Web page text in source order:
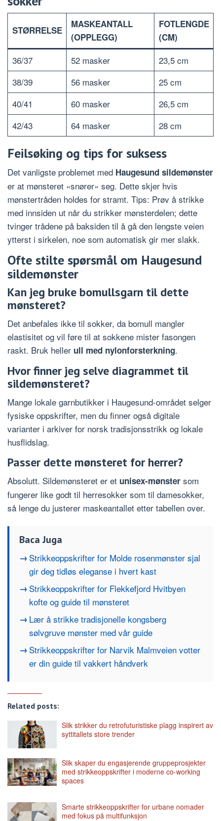
STØRRELSE
MASKEANTALL
(OPPLEGG)
FOTLENGDE
(CM)
36/37 52 masker
23,5 cm
38/39
56 masker
25 cm
40/41
60 masker
26,5 cm
42/43
64 masker 28 cm
Feilsøking og tips for suksess
Det vanligste problemet med Haugesund sildemønster
er at mønsteret «snører» seg. Dette skjer hvis
mønstertråden holdes for stramt. Tips: Prøv å strikke
med innsiden ut når du strikker mønsterdelen; dette
tvinger trådene på baksiden til å gå den lengste veien
ytterst i sirkelen, noe som automatisk gir mer slakk.
Ofte stilte spørsmål om Haugesund
sildemønster
Kan jeg bruke bomullsgarn til dette
mønsteret?
Det anbefales ikke til sokker, da bomull mangler
elastisitet og vil føre til at sokkene mister fasongen
raskt. Bruk heller ull med nylonforsterkning.
Hvor finner jeg selve diagrammet til
sildemønsteret?
Mange lokale garnbutikker i Haugesund-området selger
fysiske oppskrifter, men du finner også digitale
varianter i arkiver for norsk tradisjonsstrikk og lokale
husflidslag.
Passer dette mønsteret for herrer?
Absolutt. Sildemønsteret er et unisex-mønster som
fungerer like godt til herresokker som til damesokker,
så lenge du justerer maskeantallet etter tabellen over.
Baca Juga
Strikkeoppskrifter for Molde rosenmønster sjal
gir deg tidløs eleganse i hvert kast
Strikkeoppskrifter for Flekkefjord Hvitbyen
kofte og guide til mønsteret
Lær å strikke tradisjonelle kongsberg
sølvgruve mønster med vår guide
Strikkeoppskrifter for Narvik Malmveien votter
er din guide til vakkert håndverk
Related posts:
Slik strikker du retrofuturistiske plagg inspirert av
syttitallets store trender
Slik skaper du engasjerende gruppeprosjekter
med strikkeoppskrifter i moderne co-working
spaces
Smarte strikkeoppskrifter for urbane nomader
med fokus på multifunksjon